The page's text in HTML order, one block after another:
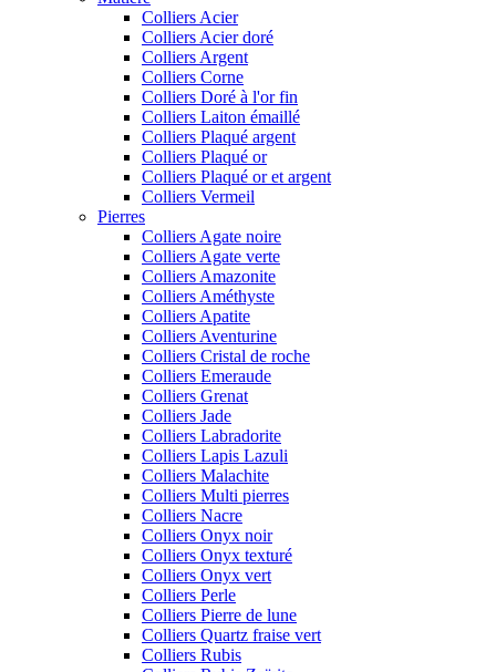
Colliers Acier
Colliers Acier doré
Colliers Argent
Colliers Corne
Colliers Doré à l'or fin
Colliers Laiton émaillé
Colliers Plaqué argent
Colliers Plaqué or
Colliers Plaqué or et argent
Colliers Vermeil
Pierres
Colliers Agate noire
Colliers Agate verte
Colliers Amazonite
Colliers Améthyste
Colliers Apatite
Colliers Aventurine
Colliers Cristal de roche
Colliers Emeraude
Colliers Grenat
Colliers Jade
Colliers Labradorite
Colliers Lapis Lazuli
Colliers Malachite
Colliers Multi pierres
Colliers Nacre
Colliers Onyx noir
Colliers Onyx texturé
Colliers Onyx vert
Colliers Perle
Colliers Pierre de lune
Colliers Quartz fraise vert
Colliers Rubis